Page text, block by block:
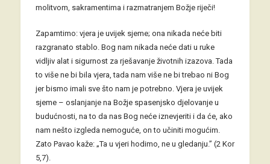
molitvom, sakramentima i razmatranjem Božje riječi!
Zapamtimo: vjera je uvijek sjeme; ona nikada neće biti
razgranato stablo. Bog nam nikada neće dati u ruke
vidljiv alat i sigurnost za rješavanje životnih izazova. Tada
to više ne bi bila vjera, tada nam više ne bi trebao ni Bog
jer bismo imali sve što nam je potrebno. Vjera je uvijek
sjeme – oslanjanje na Božje spasenjsko djelovanje u
budućnosti, na to da nas Bog neće iznevjeriti i da će, ako
nam nešto izgleda nemoguće, on to učiniti mogućim.
Zato Pavao kaže: „Ta u vjeri hodimo, ne u gledanju.” (2 Kor
5,7).